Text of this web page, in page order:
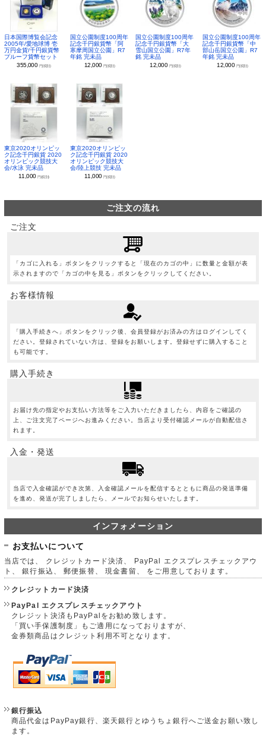
日本国際博覧会記念
2005年/愛地球博 壱
万円金貨/千円銀貨幣
プルーフ貨幣セット
355,000 円(税別)
国立公園制度100周年
記念千円銀貨幣「阿
寒摩周国立公園」R7
年銘 完未品
12,000 円(税別)
国立公園制度100周年
記念千円銀貨幣「大
雪山国立公園」R7年
銘 完未品
12,000 円(税別)
国立公園制度100周年
記念千円銀貨幣「中
部山岳国立公園」R7
年銘 完未品
12,000 円(税別)
東京2020オリンピッ
ク記念千円銀貨 2020
オリンピック競技大
会/水泳 完未品
11,000円(税別)
東京2020オリンピッ
ク記念千円銀貨 2020
オリンピック競技大
会/陸上競技 完未品
11,000 円(税別)
ご注文の流れ
ご注文
「カゴに入れる」ボタンをクリックすると「現在のカゴの中」に数量と金額が表
示されますので「カゴの中を見る」ボタンをクリックしてください。
お客様情報
「購入手続きへ」ボタンをクリック後、会員登録がお済みの方はログインしてく
ださい。登録されていない方は、登録をお願いします。登録せずに購入すること
も可能です。
購入手続き
お届け先の指定やお支払い方法等をご入力いただきましたら、内容をご確認の
上、ご注文完了ページへお進みください。当店より受付確認メールが自動配信さ
れます。
入金・発送
当店で入金確認ができ次第、入金確認メールを配信するとともに商品の発送準備
を進め、発送が完了しましたら、メールでお知らせいたします。
インフォメーション
お支払いについて
当店では、 クレジットカード決済、 PayPal エクスプレスチェックアウ
ト、 銀行振込、 郵便振替、 現金書留、 をご用意しております。
クレジットカード決済
PayPal エクスプレスチェックアウト
クレジット決済もPayPalをお勧め致します。
「買い手保護制度」もご適用になっておりますが、
金券類商品はクレジット利用不可となります。
銀行振込
商品代金はPayPay銀行、楽天銀行とゆうちょ銀行へご送金お願い致し
ます。